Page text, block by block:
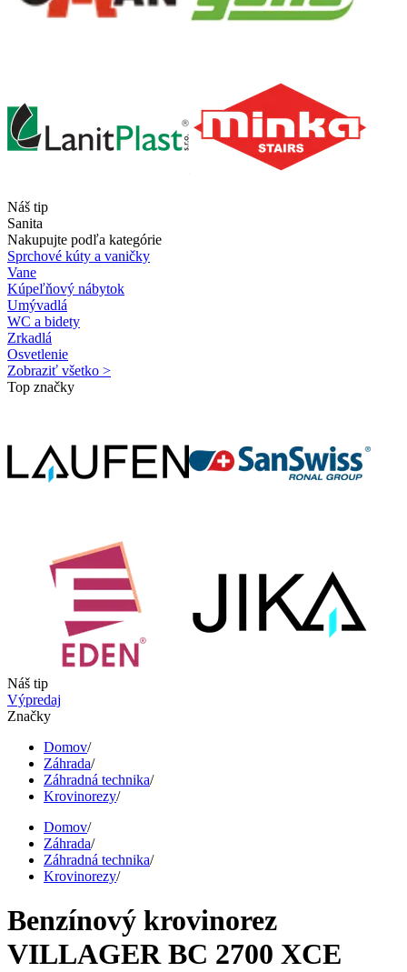
Náš tip
Sanita
Nakupujte podľa kategórie
Sprchové kúty a vaničky
Vane
Kúpeľňový nábytok
Umývadlá
WC a bidety
Zrkadlá
Osvetlenie
Zobraziť všetko >
Top značky
Náš tip
Výpredaj
Značky
Domov/
Záhrada/
Záhradná technika/
Krovinorezy/
Domov/
Záhrada/
Záhradná technika/
Krovinorezy/
Benzínový krovinorez
VILLAGER BC 2700 XCE